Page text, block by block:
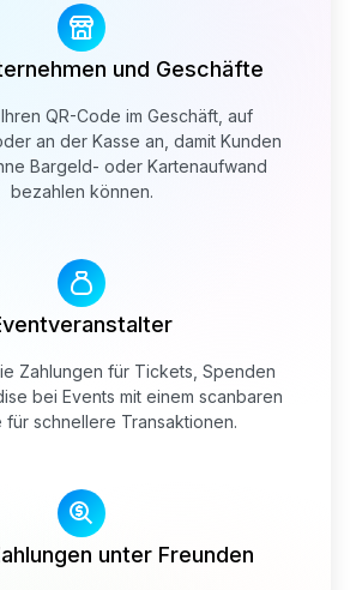
und Geschäfte
QR-Code im Geschäft, auf
an der Kasse an, damit Kunden
Bargeld- oder Kartenaufwand
bezahlen können.
Zahlungen für Tickets, Spenden
bei Events mit einem scanbaren
für schnellere Transaktionen.
unter Freunden